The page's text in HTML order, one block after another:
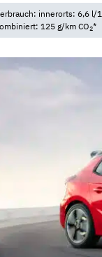
innerorts: 6,6 l/
125 g/km CO2*